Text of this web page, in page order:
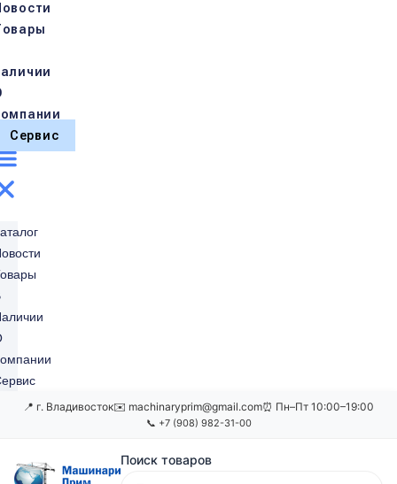
Сервис
📍 г. Владивосток✉️ machinaryprim@gmail.com⏰ Пн–Пт 10:00–19:00
📞 +7 (908) 982-31-00
Поиск товаров